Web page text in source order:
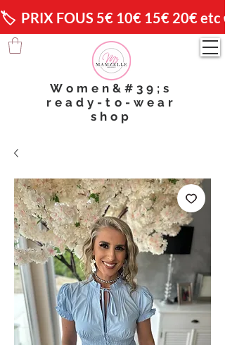
🏷️  PRIX FOUS 5€ 10€ 15€ 20€ etc
Women&#39;s
ready-to-wear
shop